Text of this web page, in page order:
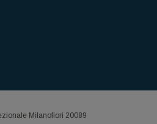
Milanofiori 20089